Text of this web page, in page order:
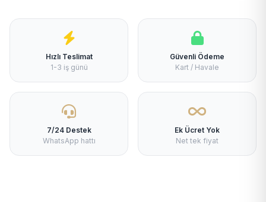
Hızlı Teslimat
1-3 iş günü
Güvenli Ödeme
Kart / Havale
7/24 Destek
WhatsApp hattı
Ek Ücret Yok
Net tek fiyat